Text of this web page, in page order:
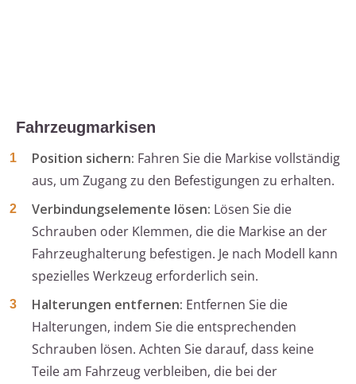
Fahrzeugmarkisen
Position sichern: Fahren Sie die Markise vollständig
aus, um Zugang zu den Befestigungen zu erhalten.
Verbindungselemente lösen: Lösen Sie die
Schrauben oder Klemmen, die die Markise an der
Fahrzeughalterung befestigen. Je nach Modell kann
spezielles Werkzeug erforderlich sein.
Halterungen entfernen: Entfernen Sie die
Halterungen, indem Sie die entsprechenden
Schrauben lösen. Achten Sie darauf, dass keine
Teile am Fahrzeug verbleiben, die bei der